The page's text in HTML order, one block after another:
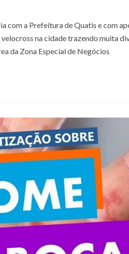
com a Prefeitura de Quatis e com
na cidade trazendo muita
da Zona Especial de Negócios